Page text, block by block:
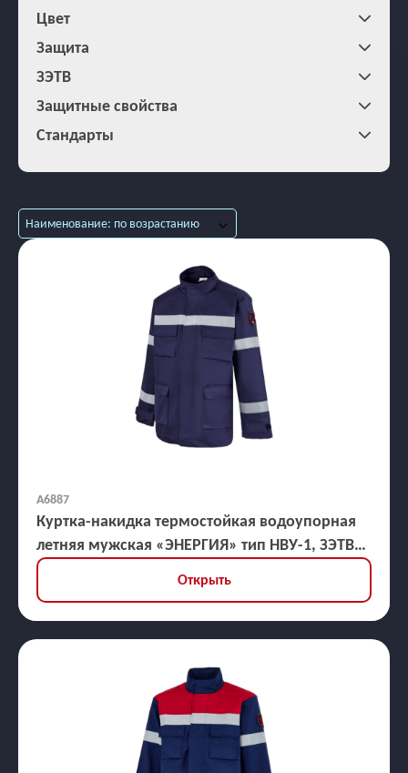
Цвет
Защита
ЗЭТВ
Защитные свойства
Стандарты
Наименование: по возрастанию
А6887
Куртка-накидка термостойкая водоупорная
летняя мужская «ЭНЕРГИЯ» тип НВУ-1, ЗЭТВ
45,3 кал/кв.см
Открыть